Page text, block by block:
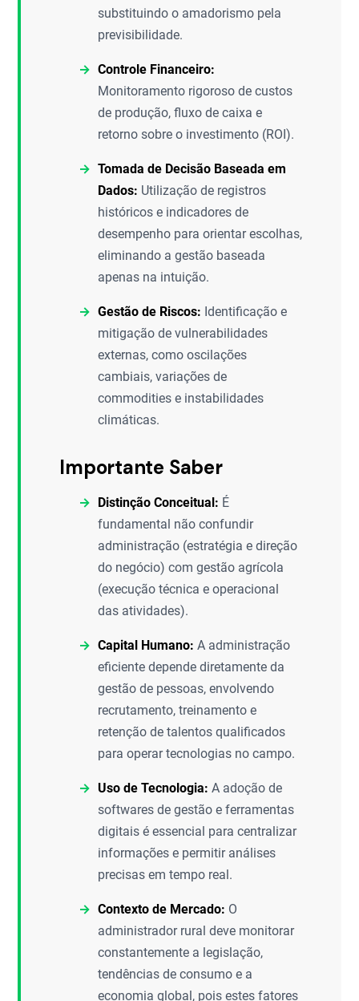
substituindo o amadorismo pela
previsibilidade.
Controle Financeiro:
Monitoramento rigoroso de custos
de produção, fluxo de caixa e
retorno sobre o investimento (ROI).
Tomada de Decisão Baseada em
Dados: Utilização de registros
históricos e indicadores de
desempenho para orientar escolhas,
eliminando a gestão baseada
apenas na intuição.
Gestão de Riscos: Identificação e
mitigação de vulnerabilidades
externas, como oscilações
cambiais, variações de
commodities e instabilidades
climáticas.
Importante Saber
Distinção Conceitual: É
fundamental não confundir
administração (estratégia e direção
do negócio) com gestão agrícola
(execução técnica e operacional
das atividades).
Capital Humano: A administração
eficiente depende diretamente da
gestão de pessoas, envolvendo
recrutamento, treinamento e
retenção de talentos qualificados
para operar tecnologias no campo.
Uso de Tecnologia: A adoção de
softwares de gestão e ferramentas
digitais é essencial para centralizar
informações e permitir análises
precisas em tempo real.
Contexto de Mercado: O
administrador rural deve monitorar
constantemente a legislação,
tendências de consumo e a
economia global, pois estes fatores